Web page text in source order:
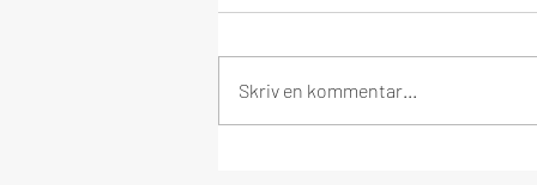
Skriv en kommentar...